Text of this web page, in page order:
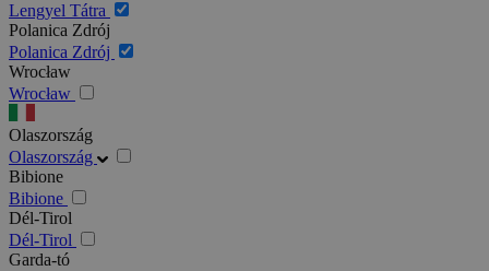
Lengyel Tátra
Polanica Zdrój
Polanica Zdrój
Wrocław
Wrocław
Olaszország
Olaszország
Bibione
Bibione
Dél-Tirol
Dél-Tirol
Garda-tó